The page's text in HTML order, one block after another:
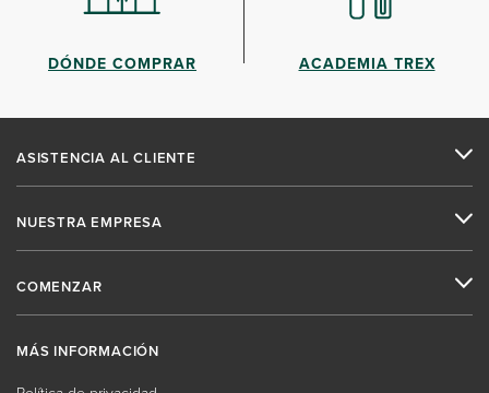
DÓNDE COMPRAR ACADEMIA TREX
ASISTENCIA AL CLIENTE
NUESTRA EMPRESA
COMENZAR
MÁS INFORMACIÓN